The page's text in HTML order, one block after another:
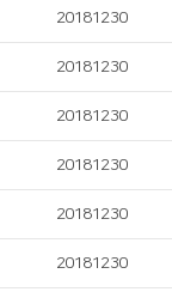
20181230
20181230
20181230
20181230
20181230
20181230